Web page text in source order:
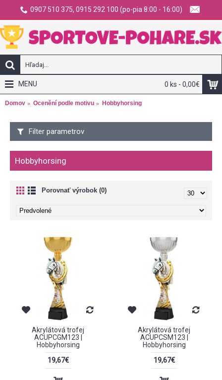
0907 510 375, 0915 292 100 (po-pia 8:00 - 16:00)
0 ks - 0,00€
MENU
Domov Ocenění podle motivu Hobbyhorsing
Filter parametrov
Hobbyhorsing
Porovnať výrobok (0)
Akrylátová trofej
ACUPCGM123 |
Hobbyhorsing
19,67€
Akrylátová trofej
ACUPCSM123 |
Hobbyhorsing
19,67€